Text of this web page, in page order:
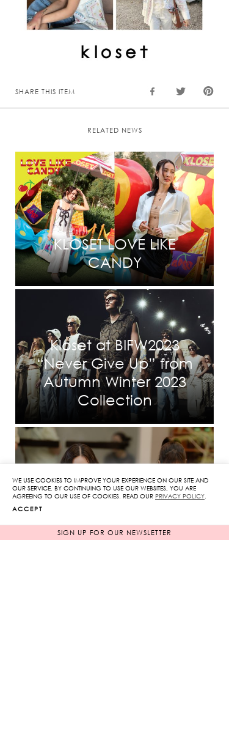
SHARE THIS ITEM
RELATED NEWS
KLOSET LOVE LIKE
CANDY
Kloset at BIFW2023
“Never Give Up” from
Autumn Winter 2023
Collection
Style Meets Serenity
SIGN UP FOR OUR NEWSLETTER
WE USE COOKIES TO IMPROVE YOUR EXPERIENCE ON OUR SITE AND
OUR SERVICE. BY CONTINUING TO USE OUR WEBSITES, YOU ARE
AGREEING TO OUR USE OF COOKIES. READ OUR PRIVACY POLICY.
ACCEPT